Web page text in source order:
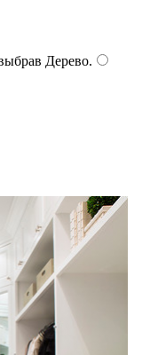
Дерево.